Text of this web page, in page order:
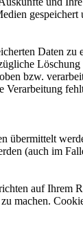
Daten
bzw.
übermittelt
(auch im
auf Ihrem
machen.